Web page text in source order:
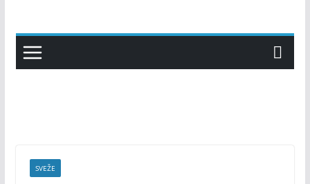
content
SVEŽE